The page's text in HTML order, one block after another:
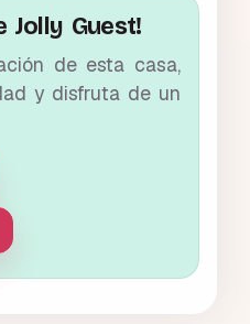
Jolly Guest!
de esta casa,
y disfruta de un